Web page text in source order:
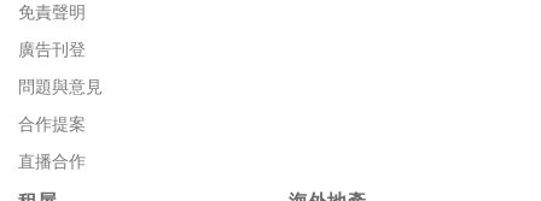
免責聲明
廣告刊登
問題與意見
合作提案
直播合作